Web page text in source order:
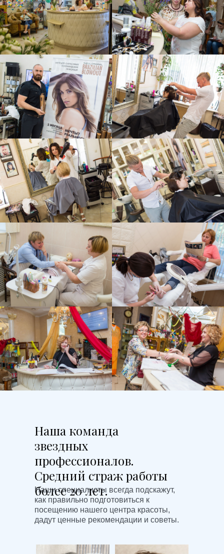
Наша команда
звездных
профессионалов.
Средний страж работы
более 20 лет.
Наши специалисты всегда подскажут,
как правильно подготовиться к
посещению нашего центра красоты,
дадут ценные рекомендации и советы.